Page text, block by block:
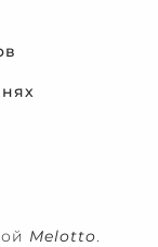
Melotto.